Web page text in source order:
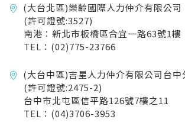
(大台北區)樂齡國際人力仲介有限公司
(許可證號:3527)
南港：新北市板橋區合宜一路63號1樓
TEL：(02)775-23766
(大台中區)吉星人力仲介有限公司台中
(許可證號:2475-2)
台中市北屯區信平路126號7樓之11
TEL：(04)3706-3953